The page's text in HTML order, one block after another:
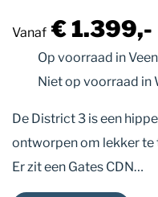
Vanaf € 1.399,-
Op voorraad in
Niet op voorraad in
De District 3 is een
ontworpen om lekker te
Er zit een Gates CDN…